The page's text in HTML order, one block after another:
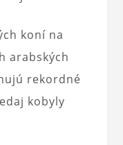
koní na
arabských
rekordné
kobyly